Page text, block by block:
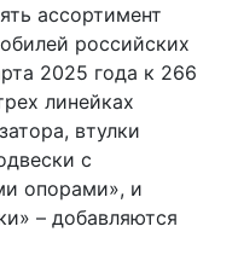
ассортимент
российских
2025 года к 266
линейках
втулки
с
опорами», и
– добавляются